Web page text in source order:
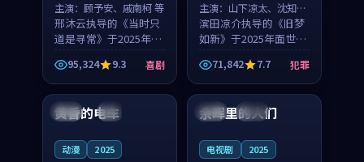
主演： 顾予安、戚南柯 等
邢沐云执导的《当时只
道是寻常》于2025年面
世，泰国的城市气质与
母女情深的人物心境共
同构筑了影片基调。顾
予安、戚南柯用细腻的
表演撑起整部喜剧电
95,324 9.3 喜剧
主演： 山下凉太、沈知韵
等
滨田凉介执导的《旧梦
如新》于2025年面世，
中国台湾的城市气质与
异国相遇的人物心境共
同构筑了影片基调。山
下凉太、沈知韵用细腻
的表演撑起整部犯罪
71,842 7.7 犯罪
日本 4K
黄昏的电车
动漫 2025
泰国 完结
余晖里的人们
电视剧 2025